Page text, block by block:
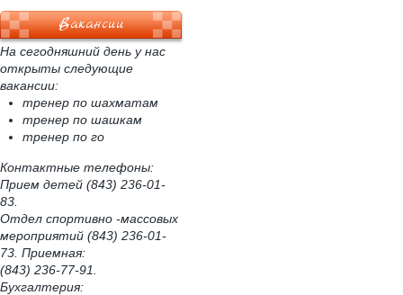
Вакансии
На сегодняшний день у нас
открыты следующие
вакансии:
тренер по шахматам
тренер по шашкам
тренер по го
Контактные телефоны:
Прием детей (843) 236-01-
83.
Отдел спортивно -массовых
мероприятий (843) 236-01-
73. Приемная:
(843) 236-77-91.
Бухгалтерия: